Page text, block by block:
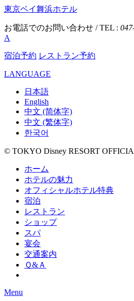
東京ベイ舞浜ホテル
お電話でのお問い合わせ / TEL :
A
宿泊予約 レストラン予約
LANGUAGE
日本語
English
中文 (简体字)
中文 (繁体字)
한국어
© TOKYO Disney RESORT
ホーム
ホテルの魅力
オフィシャルホテル特典
宿泊
レストラン
ショップ
スパ
宴会
交通案内
Ｑ&Ａ
Menu